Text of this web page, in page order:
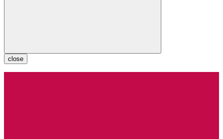
close